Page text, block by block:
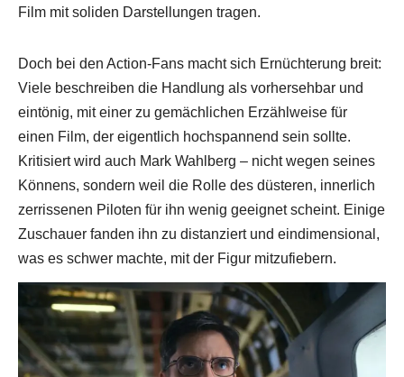
Film mit soliden Darstellungen tragen.
Doch bei den Action-Fans macht sich Ernüchterung breit:
Viele beschreiben die Handlung als vorhersehbar und
eintönig, mit einer zu gemächlichen Erzählweise für
einen Film, der eigentlich hochspannend sein sollte.
Kritisiert wird auch Mark Wahlberg – nicht wegen seines
Könnens, sondern weil die Rolle des düsteren, innerlich
zerrissenen Piloten für ihn wenig geeignet scheint. Einige
Zuschauer fanden ihn zu distanziert und eindimensional,
was es schwer machte, mit der Figur mitzufiebern.